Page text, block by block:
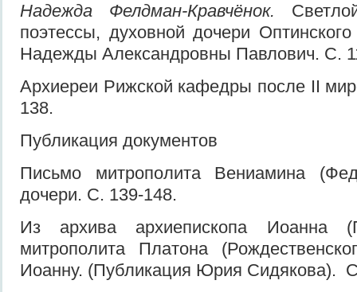
Надежда Фелдман-Кравчёнок.
поэтессы, духовной дочери
Надежды Александровны Павлович. С.
Архиереи Рижской кафедры после II
138.
Публикация документов
Письмо митрополита Вениамина
дочери. С. 139-148.
Из архива архиепископа Иоанна
митрополита Платона
Иоанну. (Публикация Юрия Сидякова).